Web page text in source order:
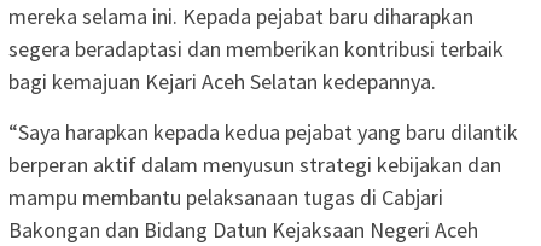
mereka selama ini. Kepada pejabat baru diharapkan
segera beradaptasi dan memberikan kontribusi terbaik
bagi kemajuan Kejari Aceh Selatan kedepannya.
“Saya harapkan kepada kedua pejabat yang baru dilantik
berperan aktif dalam menyusun strategi kebijakan dan
mampu membantu pelaksanaan tugas di Cabjari
Bakongan dan Bidang Datun Kejaksaan Negeri Aceh